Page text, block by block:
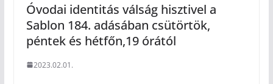
Óvodai identitás válság hisztivel a
Sablon 184. adásában csütörtök,
péntek és hétfőn,19 órától
2023.02.01.